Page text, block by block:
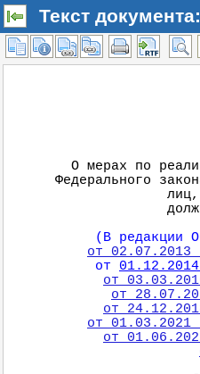
Текст документа: